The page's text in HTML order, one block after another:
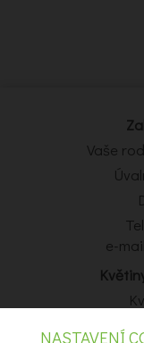
Vaše
e-mail:
Obchodní
NASTAVENÍ